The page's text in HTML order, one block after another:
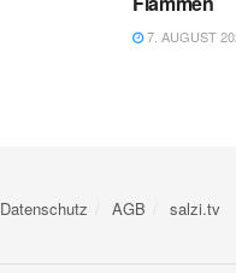
7. AUGUST
Datenschutz AGB salzi.tv